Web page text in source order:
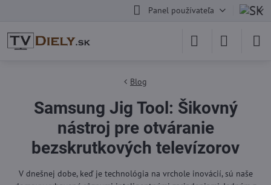
Panel používateľa
Blog
Samsung Jig Tool: Šikovný
nástroj pre otváranie
bezskrutkových televízorov
V dnešnej dobe, keď je technológia na vrchole inovácií, sú naše